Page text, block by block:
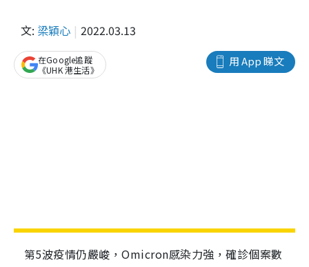
文: 梁穎心 2022.03.13
用 App 睇文
在Google追蹤
《UHK 港生活》
第5波疫情仍嚴峻，Omicron感染力強，確診個案數